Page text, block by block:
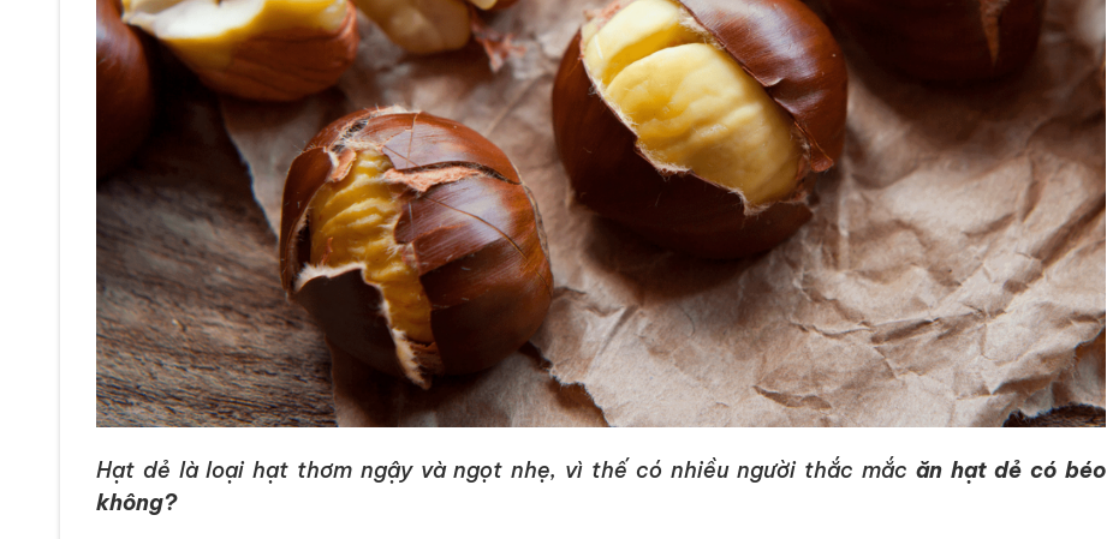
Hạt dẻ là loại hạt thơm ngậy và ngọt nhẹ, vì thế có nhiều người thắc mắc ăn hạt dẻ có béo
không?